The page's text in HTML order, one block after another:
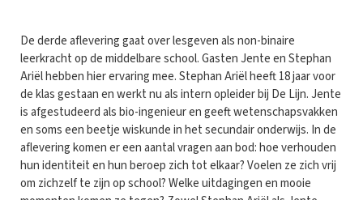
De derde aflevering gaat over lesgeven als non-binaire
leerkracht op de middelbare school. Gasten Jente en Stephan
Ariël hebben hier ervaring mee. Stephan Ariël heeft 18 jaar voor
de klas gestaan en werkt nu als intern opleider bij De Lijn. Jente
is afgestudeerd als bio-ingenieur en geeft wetenschapsvakken
en soms een beetje wiskunde in het secundair onderwijs. In de
aflevering komen er een aantal vragen aan bod: hoe verhouden
hun identiteit en hun beroep zich tot elkaar? Voelen ze zich vrij
om zichzelf te zijn op school? Welke uitdagingen en mooie